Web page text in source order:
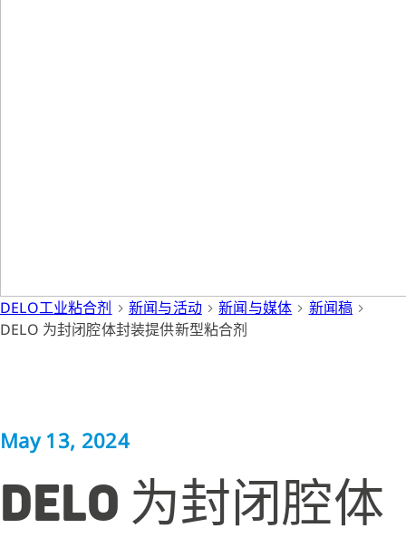
DELO工业粘合剂 新闻与活动 新闻与媒体
新闻稿
DELO 为封闭腔体封装提供新型粘合剂
May 13, 2024
DELO 为封闭腔体